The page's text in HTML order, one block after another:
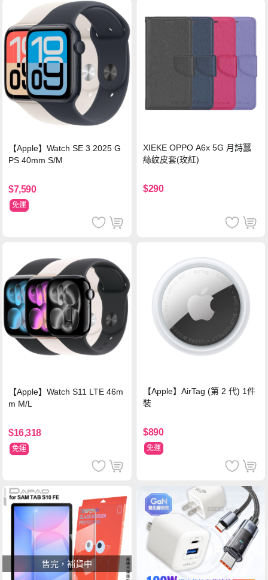
【Apple】Watch SE 3 2025 G
PS 40mm S/M
$7,590
免運
XIEKE OPPO A6x 5G 月詩蠶
絲紋皮套(玫紅)
$290
【Apple】Watch S11 LTE 46m
m M/L
$16,318
免運
【Apple】AirTag (第 2 代) 1件
裝
$890
免運
售完，補貨中